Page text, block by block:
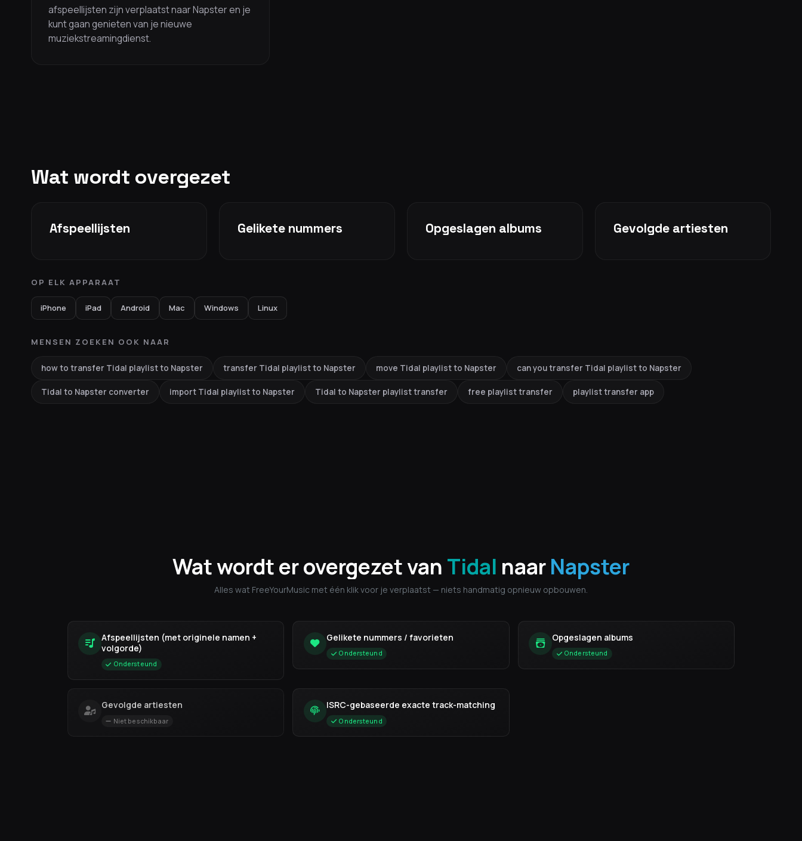
afspeellijsten zijn verplaatst naar Napster en je
kunt gaan genieten van je nieuwe
muziekstreamingdienst.
Wat wordt overgezet
Afspeellijsten Gelikete nummers Opgeslagen albums Gevolgde artiesten
OP ELK APPARAAT
iPhone iPad Android Mac Windows Linux
MENSEN ZOEKEN OOK NAAR
how to transfer Tidal playlist to Napster transfer Tidal playlist to Napster move Tidal playlist to Napster can you transfer Tidal playlist to Napster
Tidal to Napster converter import Tidal playlist to Napster Tidal to Napster playlist transfer free playlist transfer playlist transfer app
Wat wordt er overgezet van Tidal naarNapster
Alles wat FreeYourMusic met één klik voor je verplaatst — niets handmatig opnieuw opbouwen.
Afspeellijsten (met originele namen +
volgorde)
Ondersteund
Gelikete nummers / favorieten
Ondersteund
Opgeslagen albums
Ondersteund
Gevolgde artiesten
Niet beschikbaar
ISRC-gebaseerde exacte track-matching
Ondersteund